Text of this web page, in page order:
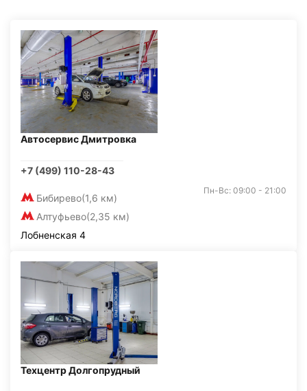
Автосервис Дмитровка
+7 (499) 110-28-43
Бибирево(1,6 км)
Алтуфьево(2,35 км)
Пн-Вс: 09:00 - 21:00
Лобненская 4
Техцентр Долгопрудный